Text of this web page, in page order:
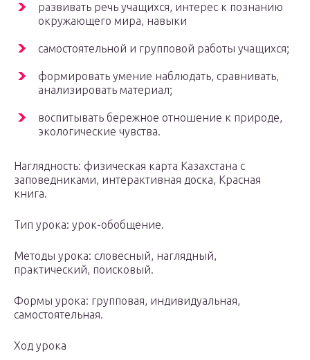
развивать речь учащихся, интерес к познанию
окружающего мира, навыки
самостоятельной и групповой работы учащихся;
формировать умение наблюдать, сравнивать,
анализировать материал;
воспитывать бережное отношение к природе,
экологические чувства.
Наглядность: физическая карта Казахстана с
заповедниками, интерактивная доска, Красная
книга.
Тип урока: урок-обобщение.
Методы урока: словесный, наглядный,
практический, поисковый.
Формы урока: групповая, индивидуальная,
самостоятельная.
Ход урока